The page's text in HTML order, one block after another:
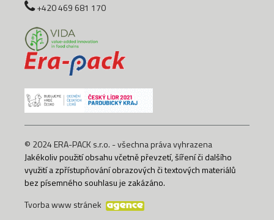
+420 469 681 170
© 2024 ERA-PACK s.r.o. - všechna práva vyhrazena
Jakékoliv použití obsahu včetně převzetí, šíření či dalšího
využití a zpřístupňování obrazových či textových materiálů
bez písemného souhlasu je zakázáno.
Tvorba www stránek